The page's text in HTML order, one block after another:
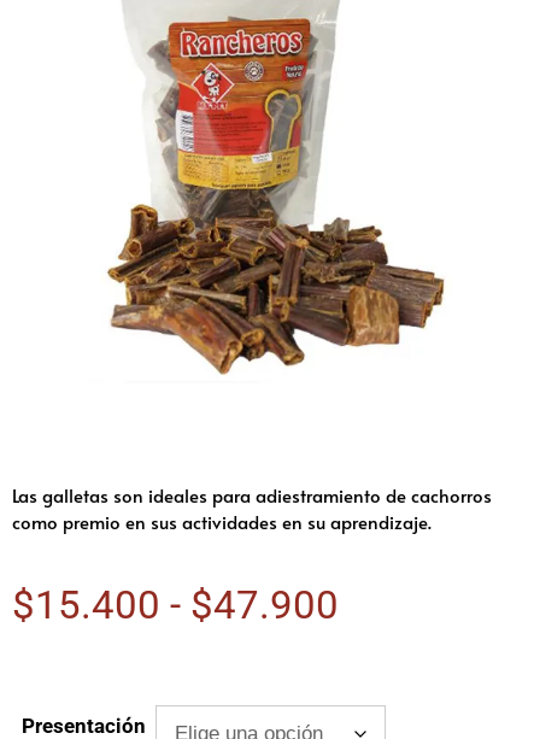
Las galletas son ideales para adiestramiento de cachorros
como premio en sus actividades en su aprendizaje.
$15.400 - $47.900
Presentación